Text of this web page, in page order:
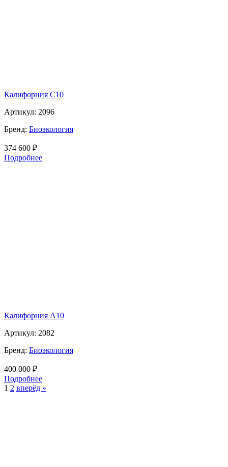
Калифорния С10
Артикул: 2096
Бренд: Биоэкология
374 600 ₽
Подробнее
Калифорния А10
Артикул: 2082
Бренд: Биоэкология
400 000 ₽
Подробнее
1 2 вперёд »